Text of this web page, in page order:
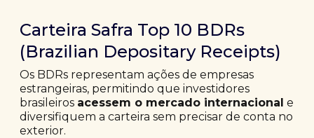
Carteira Safra Top 10 BDRs
(Brazilian Depositary Receipts)
Os BDRs representam ações de empresas
estrangeiras, permitindo que investidores
brasileiros acessem o mercado internacional e
diversifiquem a carteira sem precisar de conta no
exterior.